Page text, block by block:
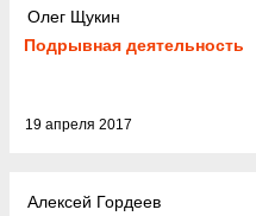
Олег Щукин
Подрывная деятельность
19 апреля 2017
Алексей Гордеев